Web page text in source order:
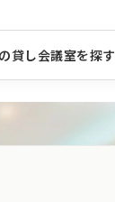
貸し会議室を探す